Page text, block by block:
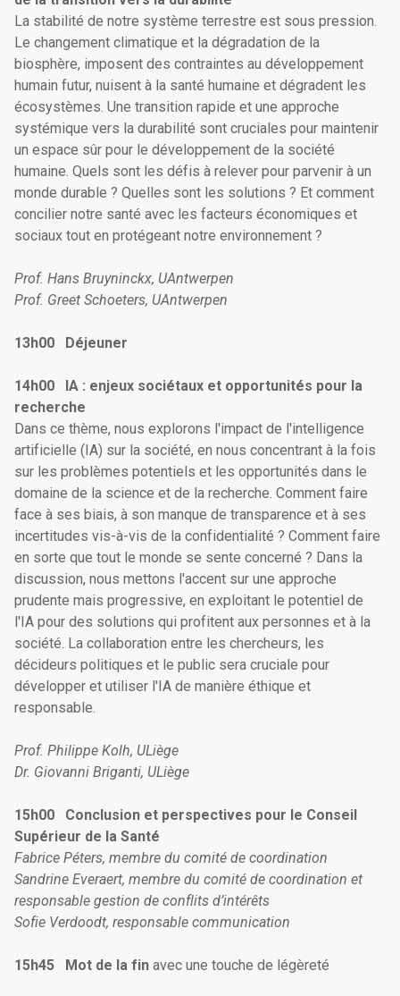
La stabilité de notre système terrestre est sous pression.
Le changement climatique et la dégradation de la
biosphère, imposent des contraintes au développement
humain futur, nuisent à la santé humaine et dégradent les
écosystèmes. Une transition rapide et une approche
systémique vers la durabilité sont cruciales pour maintenir
un espace sûr pour le développement de la société
humaine. Quels sont les défis à relever pour parvenir à un
monde durable ? Quelles sont les solutions ? Et comment
concilier notre santé avec les facteurs économiques et
sociaux tout en protégeant notre environnement ?
Prof. Hans Bruyninckx, UAntwerpen
Prof. Greet Schoeters, UAntwerpen
13h00 Déjeuner
14h00 IA : enjeux sociétaux et opportunités pour la
recherche
Dans ce thème, nous explorons l'impact de l'intelligence
artificielle (IA) sur la société, en nous concentrant à la fois
sur les problèmes potentiels et les opportunités dans le
domaine de la science et de la recherche. Comment faire
face à ses biais, à son manque de transparence et à ses
incertitudes vis-à-vis de la confidentialité ? Comment faire
en sorte que tout le monde se sente concerné ? Dans la
discussion, nous mettons l'accent sur une approche
prudente mais progressive, en exploitant le potentiel de
l'IA pour des solutions qui profitent aux personnes et à la
société. La collaboration entre les chercheurs, les
décideurs politiques et le public sera cruciale pour
développer et utiliser l'IA de manière éthique et
responsable.
Prof. Philippe Kolh, ULiège
Dr. Giovanni Briganti, ULiège
15h00 Conclusion et perspectives pour le Conseil
Supérieur de la Santé
Fabrice Péters, membre du comité de coordination
Sandrine Everaert, membre du comité de coordination et
responsable gestion de conflits d’intérêts
Sofie Verdoodt, responsable communication
15h45 Mot de la fin avec une touche de légèreté